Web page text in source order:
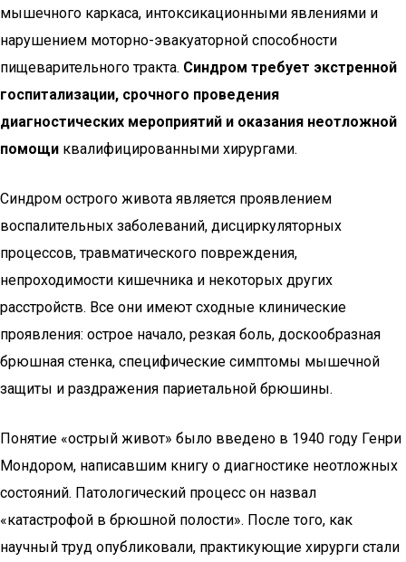
мышечного каркаса, интоксикационными явлениями и
нарушением моторно-эвакуаторной способности
пищеварительного тракта. Синдром требует экстренной
госпитализации, срочного проведения
диагностических мероприятий и оказания неотложной
помощи квалифицированными хирургами.
Синдром острого живота является проявлением
воспалительных заболеваний, дисциркуляторных
процессов, травматического повреждения,
непроходимости кишечника и некоторых других
расстройств. Все они имеют сходные клинические
проявления: острое начало, резкая боль, доскообразная
брюшная стенка, специфические симптомы мышечной
защиты и раздражения париетальной брюшины.
Понятие «острый живот» было введено в 1940 году Генри
Мондором, написавшим книгу о диагностике неотложных
состояний. Патологический процесс он назвал
«катастрофой в брюшной полости». После того, как
научный труд опубликовали, практикующие хирурги стали